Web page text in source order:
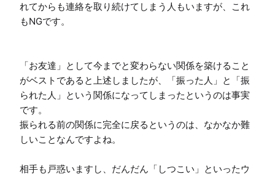
れてからも連絡を取り続けてしまう人もいますが、これ
もNGです。
「お友達」として今までと変わらない関係を築けること
がベストであると上述しましたが、「振った人」と「振
られた人」という関係になってしまったというのは事実
です。
振られる前の関係に完全に戻るというのは、なかなか難
しいことなんですよね。
相手も戸惑いますし、だんだん「しつこい」といったウ